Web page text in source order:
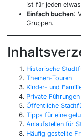
ist für jeden
Einfach buchen:
Gruppen.
Historische
Themen-Touren
Kinder- und
Private
Öffentliche
Tipps für eine
Anlaufstellen für
Häufig gestellte